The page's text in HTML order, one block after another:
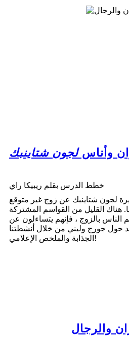
وأناسلجون شتاينبك
خطط الدرس بقلم ريبيكا راي
لجون شتاينبك عن زوج غير متوقع
هناك القليل من القواسم المشتركة
الناس بالزوج ، فإنهم يتساءلون عن
حول جورج وليني من خلال أنشطتنا
الجذابة والملخص الإعلامي!
والرجال